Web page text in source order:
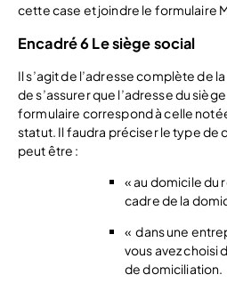
cette case et joindre le formulaire
Encadré 6 Le siège social
Il s’agit de l’adresse complète de
de s’assurer que l’adresse du
formulaire correspond à celle
statut. Il faudra préciser le type de
peut être :
« au domicile du
cadre de la
« dans une
vous avez choisi
de domiciliation.